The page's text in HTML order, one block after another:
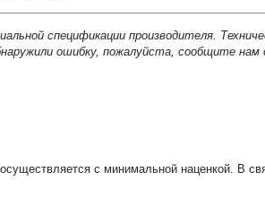
спецификации производителя.
ошибку, пожалуйста, сообщите нам
с минимальной наценкой. В